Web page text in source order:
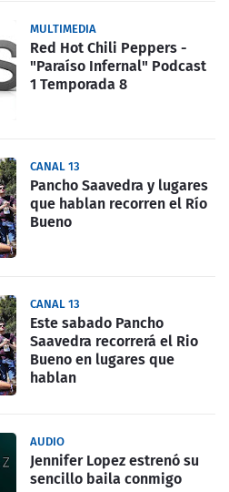
MULTIMEDIA
Red Hot Chili Peppers -
"Paraíso Infernal" Podcast
1 Temporada 8
CANAL 13
Pancho Saavedra y lugares
que hablan recorren el Río
Bueno
CANAL 13
Este sabado Pancho
Saavedra recorrerá el Rio
Bueno en lugares que
hablan
AUDIO
Jennifer Lopez estrenó su
sencillo baila conmigo